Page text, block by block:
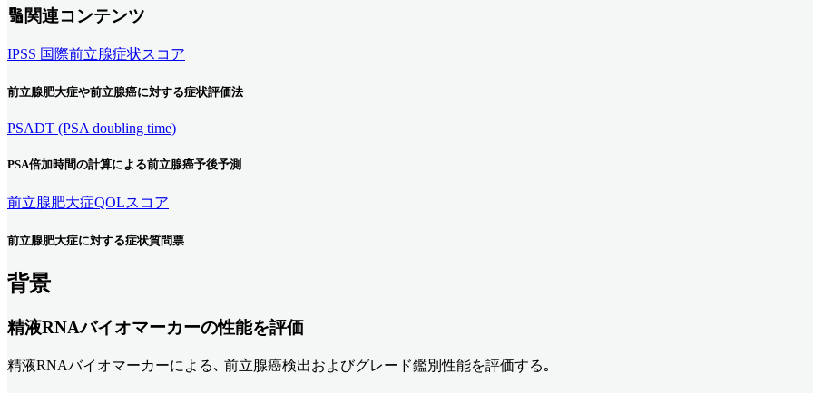
🔢関連コンテンツ
IPSS 国際前立腺症状スコア
前立腺肥大症や前立腺癌に対する症状評価法
PSADT (PSA doubling time)
PSA倍加時間の計算による前立腺癌予後予測
前立腺肥大症QOLスコア
前立腺肥大症に対する症状質問票
背景
精液RNAバイオマーカーの性能を評価
精液RNAバイオマーカーによる､ 前立腺癌検出およびグレード鑑別性能を評価する｡